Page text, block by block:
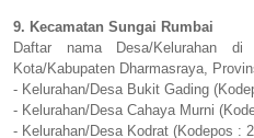
9. Kecamatan Sungai Rumbai
Daftar nama Desa/Kelurahan
Kota/Kabupaten Dharmasraya,
- Kelurahan/Desa Bukit Gading
- Kelurahan/Desa Cahaya Murni
- Kelurahan/Desa Kodrat (Kodepos :